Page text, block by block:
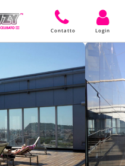
Contatto Login